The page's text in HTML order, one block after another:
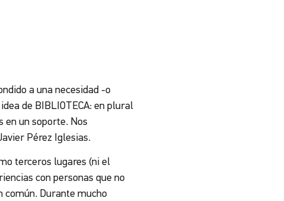
a una necesidad -o
de BIBLIOTECA: en plural
en un soporte. Nos
Pérez Iglesias.
terceros lugares (ni el
con personas que no
común. Durante mucho